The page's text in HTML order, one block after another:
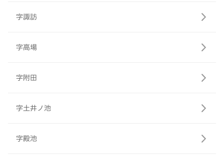
字諏訪
字高場
字附田
字土井ノ池
字殿池